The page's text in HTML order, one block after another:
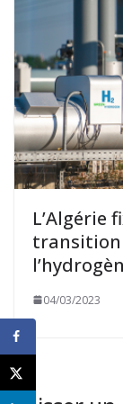
L’Algérie
transition
04/03/2023